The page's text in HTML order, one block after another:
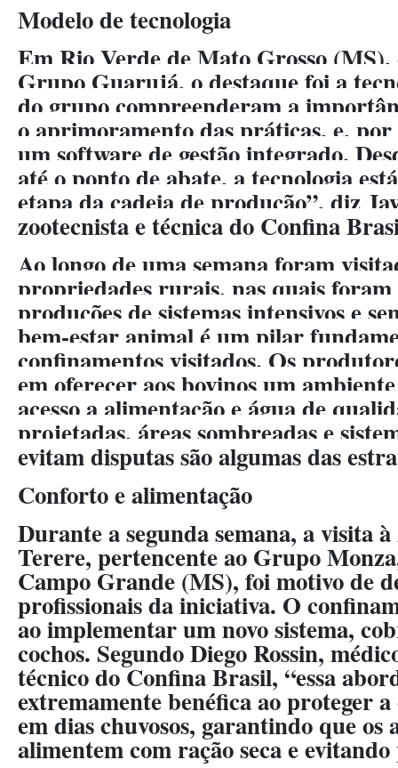
Modelo de tecnologia
Em Rio Verde de Mato Grosso
Grupo Guarujá, o destaque foi a
do grupo compreenderam a
o aprimoramento das práticas, e, por
um software de gestão integrado.
até o ponto de abate, a tecnologia
etapa da cadeia de produção”, diz
zootecnista e técnica do Confina
Ao longo de uma semana foram
propriedades rurais, nas quais foram
produções de sistemas intensivos e
bem-estar animal é um pilar
confinamentos visitados. Os
em oferecer aos bovinos um
acesso a alimentação e água de
projetadas, áreas sombreadas e
evitam disputas são algumas das
Conforto e alimentação
Durante a segunda semana, a visita
Terere, pertencente ao Grupo
Campo Grande (MS), foi motivo de
profissionais da iniciativa. O
ao implementar um novo sistema,
cochos. Segundo Diego Rossin,
técnico do Confina Brasil, “essa
extremamente benéfica ao proteger
em dias chuvosos, garantindo que os
alimentem com ração seca e